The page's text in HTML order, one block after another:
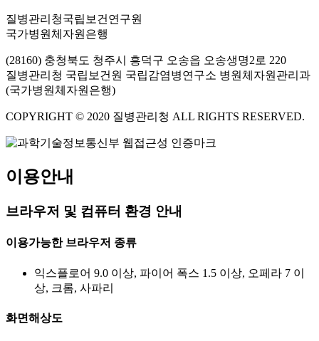
질병관리청국립보건연구원
국가병원체자원은행
(28160) 충청북도 청주시 흥덕구 오송읍 오송생명2로 220
질병관리청 국립보건원 국립감염병연구소 병원체자원관리과
(국가병원체자원은행)
COPYRIGHT © 2020 질병관리청 ALL RIGHTS RESERVED.
이용안내
브라우저 및 컴퓨터 환경 안내
이용가능한 브라우저 종류
익스플로어 9.0 이상, 파이어 폭스 1.5 이상, 오페라 7 이
상, 크롬, 사파리
화면해상도